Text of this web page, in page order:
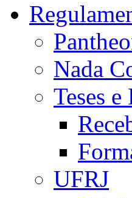
Nada
Teses e
UFRJ